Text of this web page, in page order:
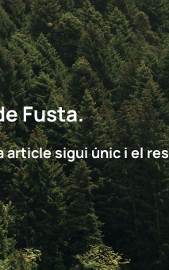
Fusta.
article sigui únic i el